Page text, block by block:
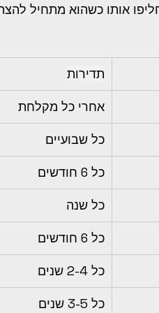
אותו כשהוא מתחיל
תדירות
אחרי כל מקלחת
כל שבועיים
כל 6 חודשים
כל שנה
כל 6 חודשים
כל 2-4 שנים
כל 3-5 שנים